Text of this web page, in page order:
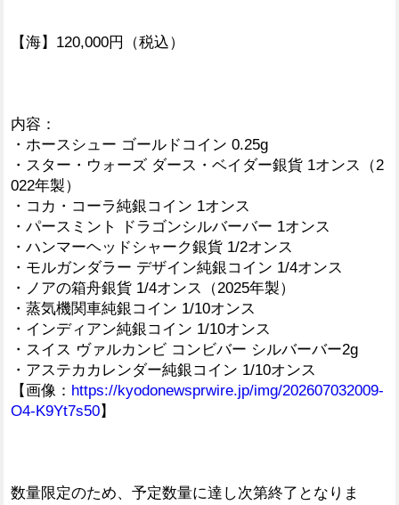
【海】120,000円（税込）
内容：
・ホースシュー ゴールドコイン 0.25g
・スター・ウォーズ ダース・ベイダー銀貨 1オンス（2
022年製）
・コカ・コーラ純銀コイン 1オンス
・パースミント ドラゴンシルバーバー 1オンス
・ハンマーヘッドシャーク銀貨 1/2オンス
・モルガンダラー デザイン純銀コイン 1/4オンス
・ノアの箱舟銀貨 1/4オンス（2025年製）
・蒸気機関車純銀コイン 1/10オンス
・インディアン純銀コイン 1/10オンス
・スイス ヴァルカンビ コンビバー シルバーバー2g
・アステカカレンダー純銀コイン 1/10オンス
【画像： https://kyodonewsprwire.jp/img/202607032009-
O4-K9Yt7s50】
数量限定のため、予定数量に達し次第終了となりま